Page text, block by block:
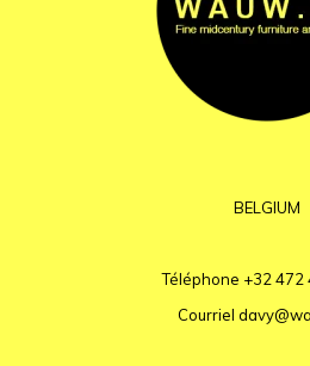
BELGIUM
Téléphone +32 472
Courriel